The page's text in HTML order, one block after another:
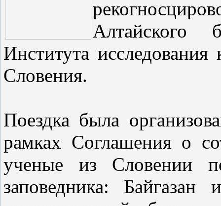
Алтайского
Института
Словения.
Поездка была
рамках Соглашения о
ученые из Словении
заповедника: